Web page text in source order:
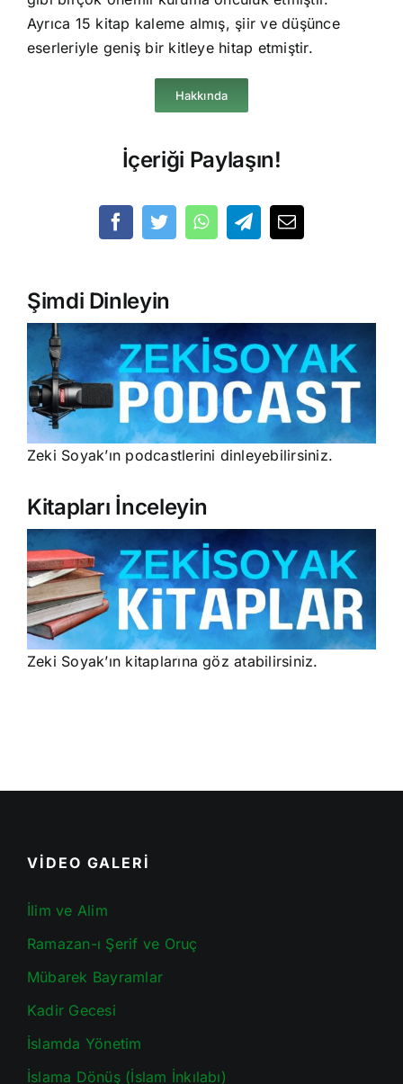
Ayrıca 15 kitap kaleme almış, şiir ve düşünce
eserleriyle geniş bir kitleye hitap etmiştir.
Hakkında
İçeriği Paylaşın!
Şimdi Dinleyin
Zeki Soyak’ın podcastlerini dinleyebilirsiniz.
Kitapları İnceleyin
Zeki Soyak’ın kitaplarına göz atabilirsiniz.
VİDEO GALERİ
İlim ve Alim
Ramazan-ı Şerif ve Oruç
Mübarek Bayramlar
Kadir Gecesi
İslamda Yönetim
İslama Dönüş (İslam İnkılabı)